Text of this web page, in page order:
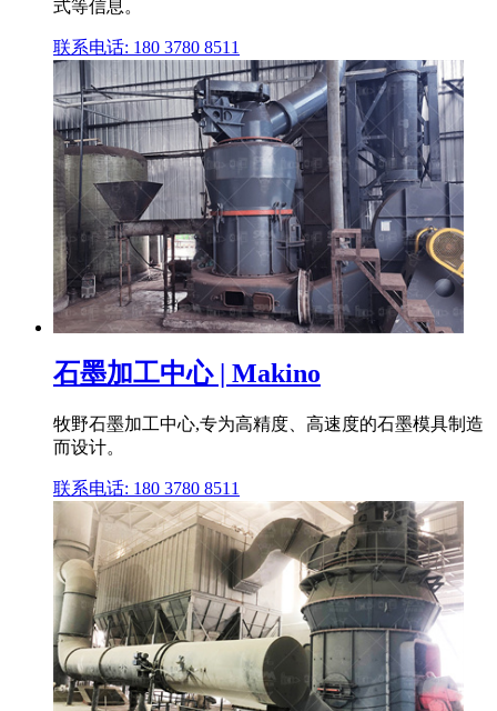
式等信息。
联系电话: 180 3780 8511
石墨加工中心 | Makino
牧野石墨加工中心,专为高精度、高速度的石墨模具制造
而设计。
联系电话: 180 3780 8511